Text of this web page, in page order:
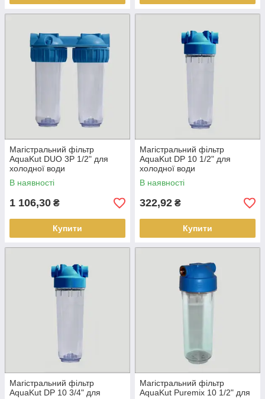
Магістральний фільтр
AquaKut DUO 3P 1/2" для
холодної води
В наявності
1 106,30 ₴
Купити
Магістральний фільтр
AquaKut DP 10 1/2" для
холодної води
В наявності
322,92 ₴
Купити
Магістральний фільтр
AquaKut DP 10 3/4" для
Магістральний фільтр
AquaKut Puremix 10 1/2" для